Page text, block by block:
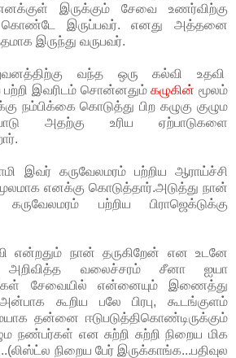
இருக்கும் சேவை உணர்விற்கு
இருப்பவர். எனது அத்தனை
இருந்து வருபவர்.
வந்த ஒரு கல்வி உதவி
இவரிடம் சொன்னதும்கழுகின் மூலம்
நம்பிக்கை கொடுத்து பிற கழுகு குழும
அதற்கு உரிய ஏற்பாடுகளை
இவர் கருவேலமரம் பற்றிய ஆராய்ச்சி
எனக்கு கொடுத்தார்.அடுத்து நான்
பற்றிய பிராஜெக்டுக்கு
என்றதும் நான் தருகிறேன் என உடனே
அறிவித்த வலைச்சரம் சீனா ஐயா
சேவையில் என்னையும் இணைத்து
கூறிய பலே பிரபு, கூடங்குளம்
தன்னை ஈடுபடுத்திகொண்டிருக்கும்
நண்பர்கள் என சுற்றி சுற்றி நிறைய மிக
நிறைய பேர் இருக்காங்க...பதிவுல